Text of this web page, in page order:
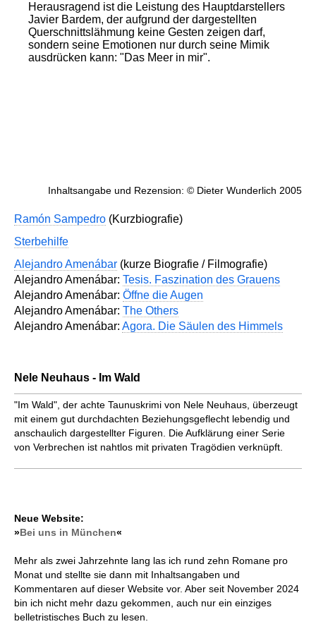
Herausragend ist die Leistung des Hauptdarstellers
Javier Bardem, der aufgrund der dargestellten
Querschnittslähmung keine Gesten zeigen darf,
sondern seine Emotionen nur durch seine Mimik
ausdrücken kann: "Das Meer in mir".
Inhaltsangabe und Rezension: © Dieter Wunderlich 2005
Ramón Sampedro (Kurzbiografie)
Sterbehilfe
Alejandro Amenábar (kurze Biografie / Filmografie)
Alejandro Amenábar: Tesis. Faszination des Grauens
Alejandro Amenábar: Öffne die Augen
Alejandro Amenábar: The Others
Alejandro Amenábar: Agora. Die Säulen des Himmels
Nele Neuhaus - Im Wald
"Im Wald", der achte Taunuskrimi von Nele Neuhaus, überzeugt
mit einem gut durchdachten Beziehungs­geflecht lebendig und
anschaulich dargestellter Figuren. Die Aufklärung einer Serie
von Verbrechen ist nahtlos mit privaten Tragödien verknüpft.
Neue Website:
»Bei uns in München«
Mehr als zwei Jahrzehnte lang las ich rund zehn Romane pro
Monat und stellte sie dann mit Inhaltsangaben und
Kommentaren auf dieser Website vor. Aber seit November 2024
bin ich nicht mehr dazu gekommen, auch nur ein einziges
belletristisches Buch zu lesen.